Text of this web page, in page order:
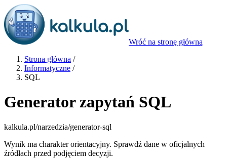
Wróć na stronę główną
Strona główna /
Informatyczne /
SQL
Generator zapytań SQL
kalkula.pl/narzedzia/generator-sql
Wynik ma charakter orientacyjny. Sprawdź dane w oficjalnych
źródłach przed podjęciem decyzji.